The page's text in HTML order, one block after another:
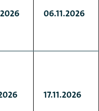
06.11.2026
17.11.2026